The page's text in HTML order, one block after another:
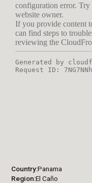
Country Panama
Region El Caño